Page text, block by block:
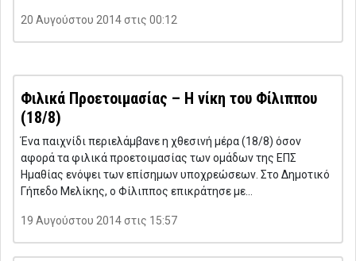
20 Αυγούστου 2014 στις 00:12
Φιλικά Προετοιμασίας – Η νίκη του Φίλιππου
(18/8)
Ένα παιχνίδι περιελάμβανε η χθεσινή μέρα (18/8) όσον
αφορά τα φιλικά προετοιμασίας των ομάδων της ΕΠΣ
Ημαθίας ενόψει των επίσημων υποχρεώσεων. Στο Δημοτικό
Γήπεδο Μελίκης, ο Φίλιππος επικράτησε με…
19 Αυγούστου 2014 στις 15:57